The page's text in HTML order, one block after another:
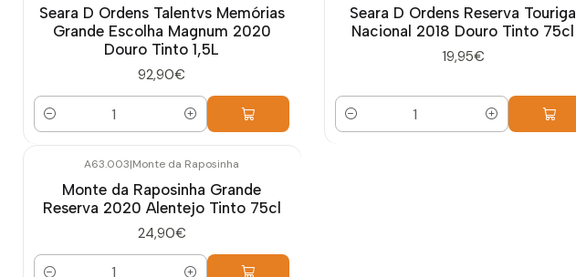
Seara D Ordens Talentvs Memórias
Grande Escolha Magnum 2020
Douro Tinto 1,5L
92,90€
Quantidade
Seara D Ordens Reserva Touriga
Nacional 2018 Douro Tinto 75cl
19,95€
Quantidade
A63.003|Monte da Raposinha
Monte da Raposinha Grande
Reserva 2020 Alentejo Tinto 75cl
24,90€